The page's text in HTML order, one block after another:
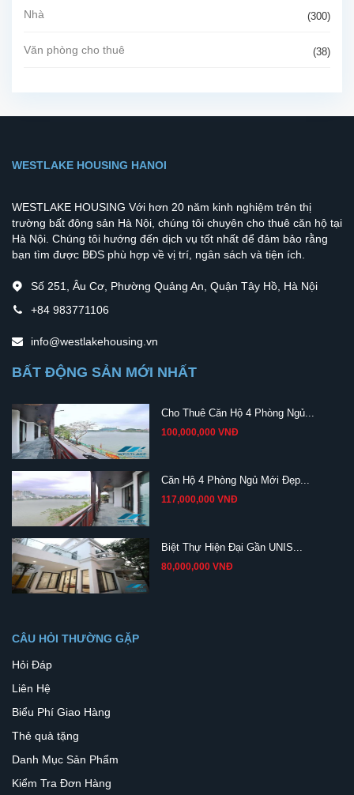
Nhà (300)
Văn phòng cho thuê (38)
WESTLAKE HOUSING HANOI
WESTLAKE HOUSING Với hơn 20 năm kinh nghiệm trên thị
trường bất động sản Hà Nội, chúng tôi chuyên cho thuê căn hộ tại
Hà Nội. Chúng tôi hướng đến dịch vụ tốt nhất để đảm bảo rằng
bạn tìm được BĐS phù hợp về vị trí, ngân sách và tiện ích.
Số 251, Âu Cơ, Phường Quảng An, Quận Tây Hồ, Hà Nội
+84 983771106
info@westlakehousing.vn
BẤT ĐỘNG SẢN MỚI NHẤT
Cho Thuê Căn Hộ 4 Phòng Ngủ...
100,000,000 VNĐ
Căn Hộ 4 Phòng Ngủ Mới Đẹp...
117,000,000 VNĐ
Biệt Thự Hiện Đại Gần UNIS...
80,000,000 VNĐ
CÂU HỎI THƯỜNG GẶP
Hỏi Đáp
Liên Hệ
Biểu Phí Giao Hàng
Thẻ quà tặng
Danh Mục Sản Phẩm
Kiểm Tra Đơn Hàng